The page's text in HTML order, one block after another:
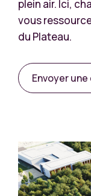
plein air. Ici,
vous
du Plateau.
Envoyer